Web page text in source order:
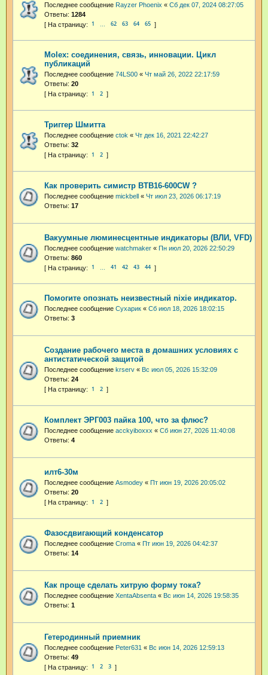
Последнее сообщение Rayzer Phoenix « Сб дек 07, 2024 08:27:05
Ответы: 1284
1 62 63 64 65
Molex: соединения, связь, инновации. Цикл
публикаций
Последнее сообщение 74LS00 « Чт май 26, 2022 22:17:59
Ответы: 20
1 2
Триггер Шмитта
Последнее сообщение ctok « Чт дек 16, 2021 22:42:27
Ответы: 32
1 2
Как проверить симистр BTB16-600CW ?
Последнее сообщение mickbell « Чт июл 23, 2026 06:17:19
Ответы: 17
Вакуумные люминесцентные индикаторы (ВЛИ, VFD)
Последнее сообщение watchmaker « Пн июл 20, 2026 22:50:29
Ответы: 860
1 41 42 43 44
Помогите опознать неизвестный nixie индикатор.
Последнее сообщение Сухарик « Сб июл 18, 2026 18:02:15
Ответы: 3
Cоздание рабочего места в домашних условиях с
антистатической защитой
Последнее сообщение krserv « Вс июл 05, 2026 15:32:09
Ответы: 24
1 2
Комплект ЭРГ003 пайка 100, что за флюс?
Последнее сообщение acckyiboxxx « Сб июн 27, 2026 11:40:08
Ответы: 4
илт6-30м
Последнее сообщение Asmodey « Пт июн 19, 2026 20:05:02
Ответы: 20
1 2
Фазосдвигающий конденсатор
Последнее сообщение Croma « Пт июн 19, 2026 04:42:37
Ответы: 14
Как проще сделать хитрую форму тока?
Последнее сообщение XentaAbsenta « Вс июн 14, 2026 19:58:35
Ответы: 1
Гетеродинный приемник
Последнее сообщение Peter631 « Вс июн 14, 2026 12:59:13
Ответы: 49
1 2 3